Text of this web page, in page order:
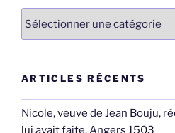
ARTICLES RÉCENTS
Nicole, veuve de Jean Bouju,